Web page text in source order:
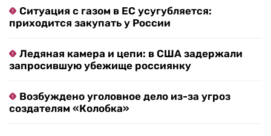
Ситуация с газом в ЕС усугубляется:
приходится закупать у России
Ледяная камера и цепи: в США задержали
запросившую убежище россиянку
Возбуждено уголовное дело из-за угроз
создателям «Колобка»